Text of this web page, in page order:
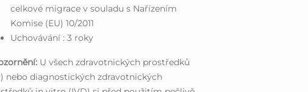
celkové migrace v souladu s Nařízením
Komise (EU) 10/2011
Uchovávání : 3 roky
U všech zdravotnických prostředků
nebo diagnostických zdravotnických